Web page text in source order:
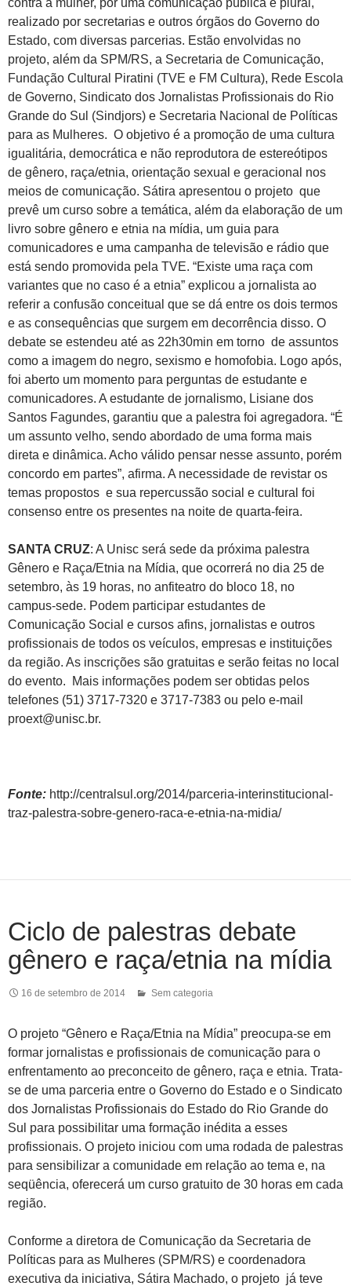
realizado por secretarias e outros órgãos do Governo do
Estado, com diversas parcerias. Estão envolvidas no
projeto, além da SPM/RS, a Secretaria de Comunicação,
Fundação Cultural Piratini (TVE e FM Cultura), Rede Escola
de Governo, Sindicato dos Jornalistas Profissionais do Rio
Grande do Sul (Sindjors) e Secretaria Nacional de Políticas
para as Mulheres. O objetivo é a promoção de uma cultura
igualitária, democrática e não reprodutora de estereótipos
de gênero, raça/etnia, orientação sexual e geracional nos
meios de comunicação. Sátira apresentou o projeto que
prevê um curso sobre a temática, além da elaboração de um
livro sobre gênero e etnia na mídia, um guia para
comunicadores e uma campanha de televisão e rádio que
está sendo promovida pela TVE. “Existe uma raça com
variantes que no caso é a etnia” explicou a jornalista ao
referir a confusão conceitual que se dá entre os dois termos
e as consequências que surgem em decorrência disso. O
debate se estendeu até as 22h30min em torno de assuntos
como a imagem do negro, sexismo e homofobia. Logo após,
foi aberto um momento para perguntas de estudante e
comunicadores. A estudante de jornalismo, Lisiane dos
Santos Fagundes, garantiu que a palestra foi agregadora. “É
um assunto velho, sendo abordado de uma forma mais
direta e dinâmica. Acho válido pensar nesse assunto, porém
concordo em partes”, afirma. A necessidade de revistar os
temas propostos e sua repercussão social e cultural foi
consenso entre os presentes na noite de quarta-feira.
SANTA CRUZ: A Unisc será sede da próxima palestra
Gênero e Raça/Etnia na Mídia, que ocorrerá no dia 25 de
setembro, às 19 horas, no anfiteatro do bloco 18, no
campus-sede. Podem participar estudantes de
Comunicação Social e cursos afins, jornalistas e outros
profissionais de todos os veículos, empresas e instituições
da região. As inscrições são gratuitas e serão feitas no local
do evento. Mais informações podem ser obtidas pelos
telefones (51) 3717-7320 e 3717-7383 ou pelo e-mail
proext@unisc.br.
Fonte: http://centralsul.org/2014/parceria-interinstitucional-
traz-palestra-sobre-genero-raca-e-etnia-na-midia/
Ciclo de palestras debate
gênero e raça/etnia na mídia
16 de setembro de 2014 Sem categoria
O projeto “Gênero e Raça/Etnia na Mídia” preocupa-se em
formar jornalistas e profissionais de comunicação para o
enfrentamento ao preconceito de gênero, raça e etnia. Trata-
se de uma parceria entre o Governo do Estado e o Sindicato
dos Jornalistas Profissionais do Estado do Rio Grande do
Sul para possibilitar uma formação inédita a esses
profissionais. O projeto iniciou com uma rodada de palestras
para sensibilizar a comunidade em relação ao tema e, na
seqüência, oferecerá um curso gratuito de 30 horas em cada
região.
Conforme a diretora de Comunicação da Secretaria de
Políticas para as Mulheres (SPM/RS) e coordenadora
executiva da iniciativa, Sátira Machado, o projeto já teve